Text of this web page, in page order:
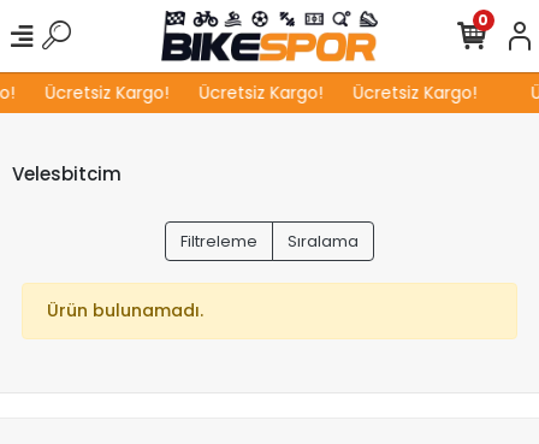
Ücretsiz Kargo! Ücretsiz Kargo! Ücretsiz Kargo!
0
Velesbitcim
Filtreleme Sıralama
Ürün bulunamadı.